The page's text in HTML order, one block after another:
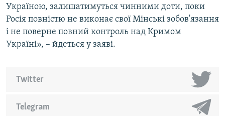
Україною, залишатимуться чинними доти, поки
Росія повністю не виконає свої Мінські зобов'язання
і не поверне повний контроль над Кримом
Україні», – йдеться у заяві.
Telegram
Twitter